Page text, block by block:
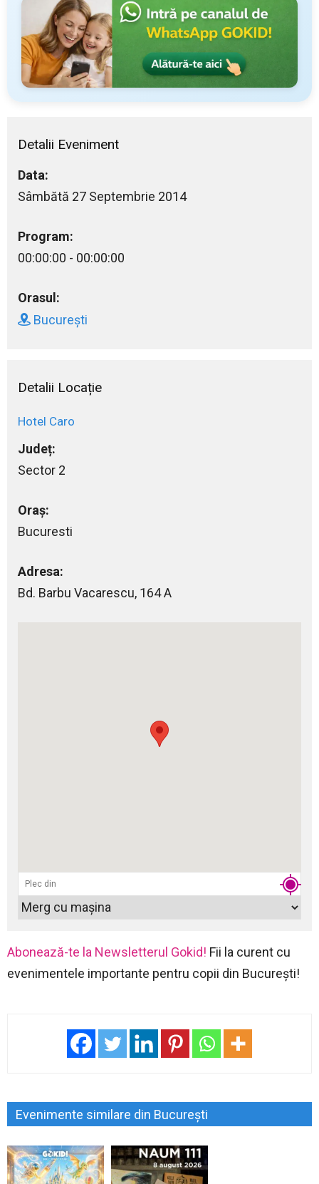
Detalii Eveniment
Data:
Sâmbătă 27 Septembrie 2014
Program:
00:00:00 - 00:00:00
Orasul:
București
Detalii Locație
Hotel Caro
Județ:
Sector 2
Oraș:
Bucuresti
Adresa:
Bd. Barbu Vacarescu, 164 A
Abonează-te la Newsletterul Gokid! Fii la curent cu
evenimentele importante pentru copii din București!
Evenimente similare din București